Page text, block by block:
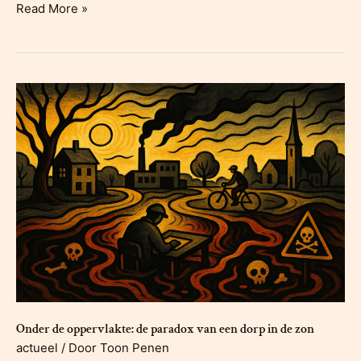
Van
circulaire
grondstof:
eindelijk
goed
nieuws
over
PFAS
Read More »
Onder de oppervlakte: de paradox van een dorp in de zon
actueel / Door Toon Penen